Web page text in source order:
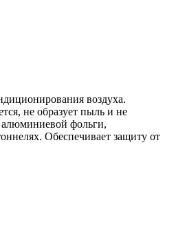
воздуха.
не образует пыль и не
фольги,
Обеспечивает защиту от